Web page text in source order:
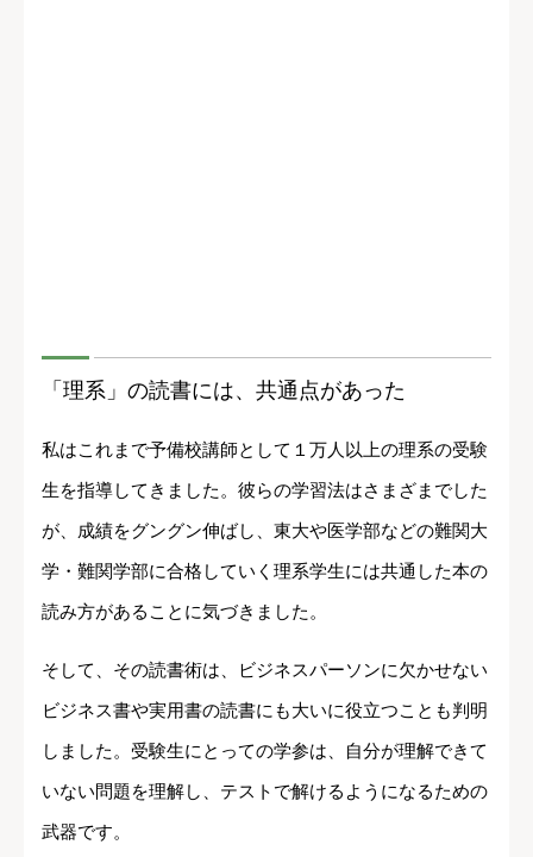
「理系」の読書には、共通点があった
私はこれまで予備校講師として１万人以上の理系の受験
生を指導してきました。彼らの学習法はさまざまでした
が、成績をグングン伸ばし、東大や医学部などの難関大
学・難関学部に合格していく理系学生には共通した本の
読み方があることに気づきました。
そして、その読書術は、ビジネスパーソンに欠かせない
ビジネス書や実用書の読書にも大いに役立つことも判明
しました。受験生にとっての学参は、自分が理解できて
いない問題を理解し、テストで解けるようになるための
武器です。